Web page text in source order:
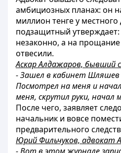
амбициозных планах: он
миллион тенге у местного
подзащитный
незаконно, а на
отвесили.
Аскар Алдажаров, бывший
- Зашел в кабинет Шляшев
Посмотрел на меня и
меня, скрутил руки, начал
После чего, заявляет
начальник и вовсе
предварительного
Юрий Фильчуков, адвокат